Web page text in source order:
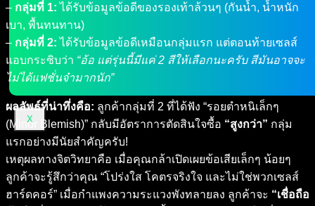
X
– กลุ่มที่ 1: ได้รับข้อมูลข้อดีของรองเท้าล้วนๆ (กันน้ำ, น้ำหนัก
เบา, พื้นทนทาน)
– กลุ่มที่ 2: ได้รับข้อมูลข้อดีเหมือนกลุ่มแรก แต่ตอนท้ายเซลส์
แอบกระซิบว่า “อ้อ แต่รุ่นนี้มีแค่ 2 สีให้เลือกนะครับ สีมันอาจจะ
ไม่ได้แฟชั่นจ๋ามากนัก”
ผลลัพธ์ที่น่าทึ่งคือ: ลูกค้ากลุ่มที่ 2 ที่ได้ฟัง “รอยตำหนิเล็กๆ
(Minor Blemish)” กลับมีอัตราการตัดสินใจซื้อ “สูงกว่า” กลุ่ม
แรกอย่างมีนัยสำคัญครับ!
เหตุผลทางจิตวิทยาคือ เมื่อคุณกล้าเปิดเผยข้อเสียเล็กๆ น้อยๆ
ลูกค้าจะรู้สึกว่าคุณ “โปร่งใส โคตรจริงใจ และไม่ใช่พวกเซลส์
ฮาร์ดคอร์” เมื่อกำแพงความระแวงพังทลายลง ลูกค้าจะ “เชื่อถือ